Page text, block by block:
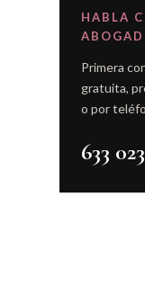
HABLA
Primera
gratuita,
o por
633